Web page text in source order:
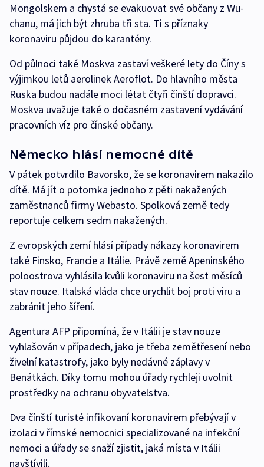
Mongolskem a chystá se evakuovat své občany z Wu-
chanu, má jich být zhruba tři sta. Ti s příznaky
koronaviru půjdou do karantény.
Od půlnoci také Moskva zastaví veškeré lety do Číny s
výjimkou letů aerolinek Aeroflot. Do hlavního města
Ruska budou nadále moci létat čtyři čínští dopravci.
Moskva uvažuje také o dočasném zastavení vydávání
pracovních víz pro čínské občany.
Německo hlásí nemocné dítě
V pátek potvrdilo Bavorsko, že se koronavirem nakazilo
dítě. Má jít o potomka jednoho z pěti nakažených
zaměstnanců firmy Webasto. Spolková země tedy
reportuje celkem sedm nakažených.
Z evropských zemí hlásí případy nákazy koronavirem
také Finsko, Francie a Itálie. Právě země Apeninského
poloostrova vyhlásila kvůli koronaviru na šest měsíců
stav nouze. Italská vláda chce urychlit boj proti viru a
zabránit jeho šíření.
Agentura AFP připomíná, že v Itálii je stav nouze
vyhlašován v případech, jako je třeba zemětřesení nebo
živelní katastrofy, jako byly nedávné záplavy v
Benátkách. Díky tomu mohou úřady rychleji uvolnit
prostředky na ochranu obyvatelstva.
Dva čínští turisté infikovaní koronavirem přebývají v
izolaci v římské nemocnici specializované na infekční
nemoci a úřady se snaží zjistit, jaká místa v Itálii
navštívili.